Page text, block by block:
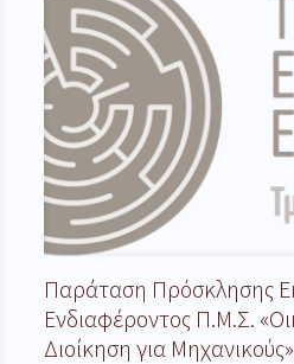
Παράταση Πρόσκλησης
Ενδιαφέροντος Π.Μ.Σ.
Διοίκηση για